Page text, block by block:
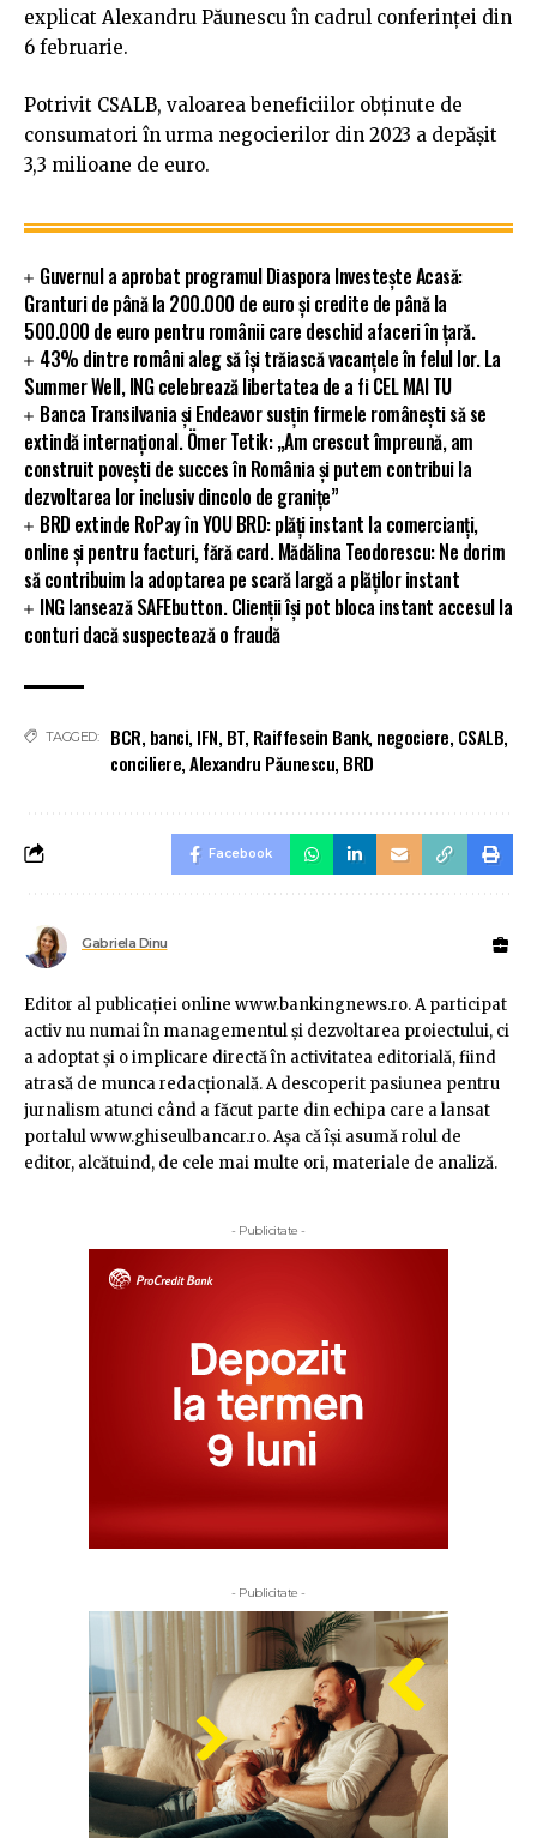
explicat Alexandru Păunescu în cadrul conferinței din
6 februarie.
Potrivit CSALB, valoarea beneficiilor obţinute de
consumatori în urma negocierilor din 2023 a depăşit
3,3 milioane de euro.
Guvernul a aprobat programul Diaspora Investește Acasă:
Granturi de până la 200.000 de euro și credite de până la
500.000 de euro pentru românii care deschid afaceri în țară.
43% dintre români aleg să își trăiască vacanțele în felul lor. La
Summer Well, ING celebrează libertatea de a fi CEL MAI TU
Banca Transilvania și Endeavor susțin firmele românești să se
extindă internațional. Ömer Tetik: „Am crescut împreună, am
construit povești de succes în România și putem contribui la
dezvoltarea lor inclusiv dincolo de granițe”
BRD extinde RoPay în YOU BRD: plăți instant la comercianți,
online și pentru facturi, fără card. Mădălina Teodorescu: Ne dorim
să contribuim la adoptarea pe scară largă a plăților instant
ING lansează SAFEbutton. Clienții își pot bloca instant accesul la
conturi dacă suspectează o fraudă
TAGGED: BCR, banci, IFN, BT, Raiffesein Bank, negociere, CSALB,
conciliere,Alexandru Păunescu, BRD
Facebook
Gabriela Dinu
Editor al publicaţiei online www.bankingnews.ro. A participat
activ nu numai în managementul şi dezvoltarea proiectului, ci
a adoptat şi o implicare directă în activitatea editorială, fiind
atrasă de munca redacţională. A descoperit pasiunea pentru
jurnalism atunci când a făcut parte din echipa care a lansat
portalul www.ghiseulbancar.ro. Așa că îşi asumă rolul de
editor, alcătuind, de cele mai multe ori, materiale de analiză.
- Publicitate -
- Publicitate -